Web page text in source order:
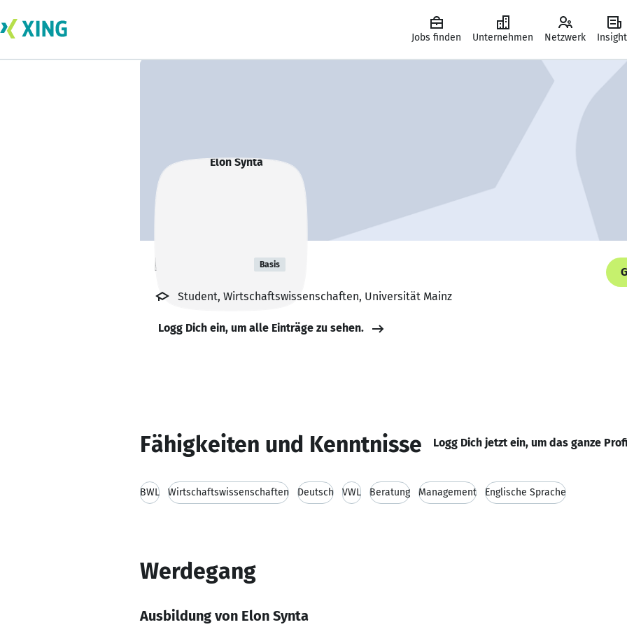
Jobs finden Unternehmen Netzwerk
Elon Synta Basis
Student, Wirtschaftswissenschaften, Universität Mainz
Logg Dich ein, um alle Einträge zu sehen.
Fähigkeiten und Kenntnisse Logg Dich jetzt ein, um das ganze
BWL Wirtschaftswissenschaften Deutsch VWL Beratung Management Englische Sprache
Werdegang
Ausbildung von Elon Synta